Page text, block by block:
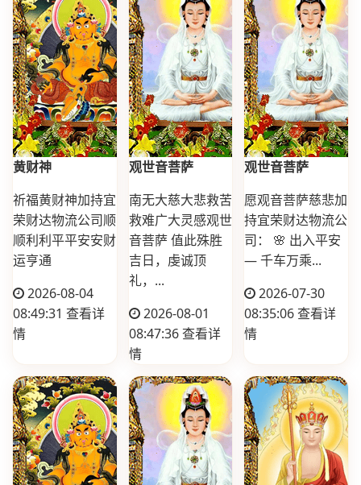
黄财神
祈福黄财神加持宜
荣财达物流公司顺
顺利利平平安安财
运亨通
2026-08-04
08:49:31 查看详
情
观世音菩萨
南无大慈大悲救苦
救难广大灵感观世
音菩萨 值此殊胜
吉日，虔诚顶
礼，...
2026-08-01
08:47:36查看详
情
观世音菩萨
愿观音菩萨慈悲加
持宜荣财达物流公
司： 🌸 出入平安
— 千车万乘...
2026-07-30
08:35:06查看详
情